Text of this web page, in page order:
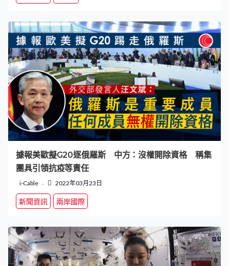
據報美歐擬G20逐俄羅斯 中方：沒權開除資格 稱集
團具引領抗疫等責任
i-Cable 2022年03月23日
新聞資訊 兩岸國際